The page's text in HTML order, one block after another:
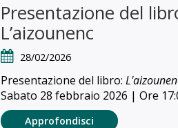
Presentazione del
L’aizounenc
28/02/2026
Presentazione del libro:
Sabato 28 febbraio 2026 | Ore
Approfondisci